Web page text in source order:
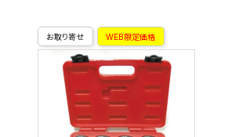
お取り寄せ WEB限定価格